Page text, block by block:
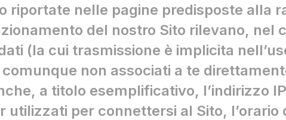
riportate nelle pagine predisposte alla
del nostro Sito rilevano, nel
(la cui trasmissione è implicita
non associati a te
a titolo esemplificativo, l’indirizzo
utilizzati per connettersi al Sito,